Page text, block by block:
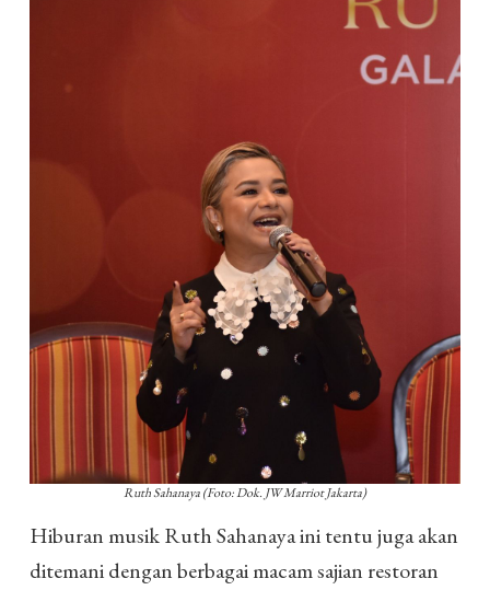
Ruth Sahanaya (Foto: Dok. JW Marriot Jakarta)
Hiburan musik Ruth Sahanaya ini tentu juga akan
ditemani dengan berbagai macam sajian restoran